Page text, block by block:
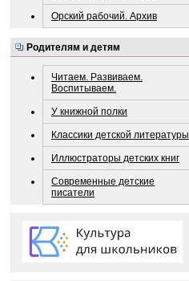
Орский рабочий. Архив
Родителям и детям
Читаем. Развиваем.
Воспитываем.
У книжной полки
Классики детской литературы
Иллюстраторы детских книг
Современные детские
писатели